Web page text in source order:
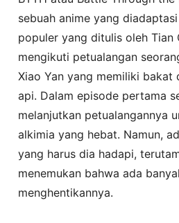
sebuah anime yang
populer yang ditulis oleh Tian
mengikuti petualangan
Xiao Yan yang memiliki bakat
api. Dalam episode pertama
melanjutkan petualangannya
alkimia yang hebat. Namun,
yang harus dia hadapi,
menemukan bahwa ada
menghentikannya.